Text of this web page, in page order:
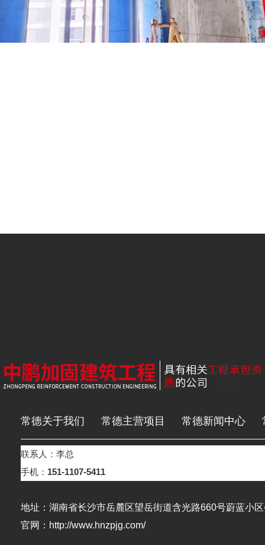
常德关于我们 常德主营项目 常德新闻中心
常德荣誉资质
联系人：李总
手机： 151-1107-5411
地址：湖南省长沙市岳麓区望岳街道含光路660号蔚蓝小
官网：http://www.hnzpjg.com/